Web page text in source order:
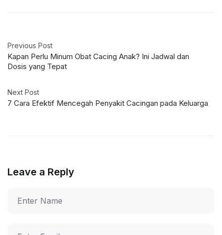
Previous Post
Kapan Perlu Minum Obat Cacing Anak? Ini Jadwal dan
Dosis yang Tepat
Next Post
7 Cara Efektif Mencegah Penyakit Cacingan pada Keluarga
Leave a Reply